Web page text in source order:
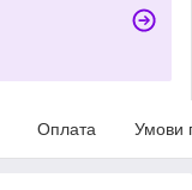
Оплата Умови